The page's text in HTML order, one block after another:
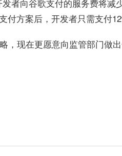
者向谷歌支付的服务费将减
付方案后，开发者只需支付
，现在更愿意向监管部门做